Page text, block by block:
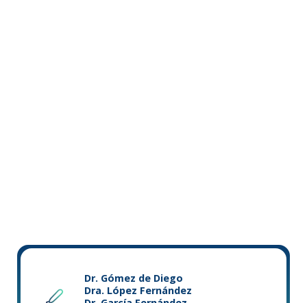
Dr. Gómez de Diego
Dra. López Fernández